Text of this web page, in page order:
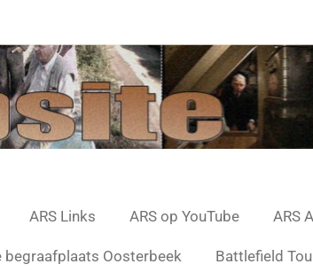
ARS Links ARS op YouTube ARS
begraafplaats Oosterbeek Battlefield